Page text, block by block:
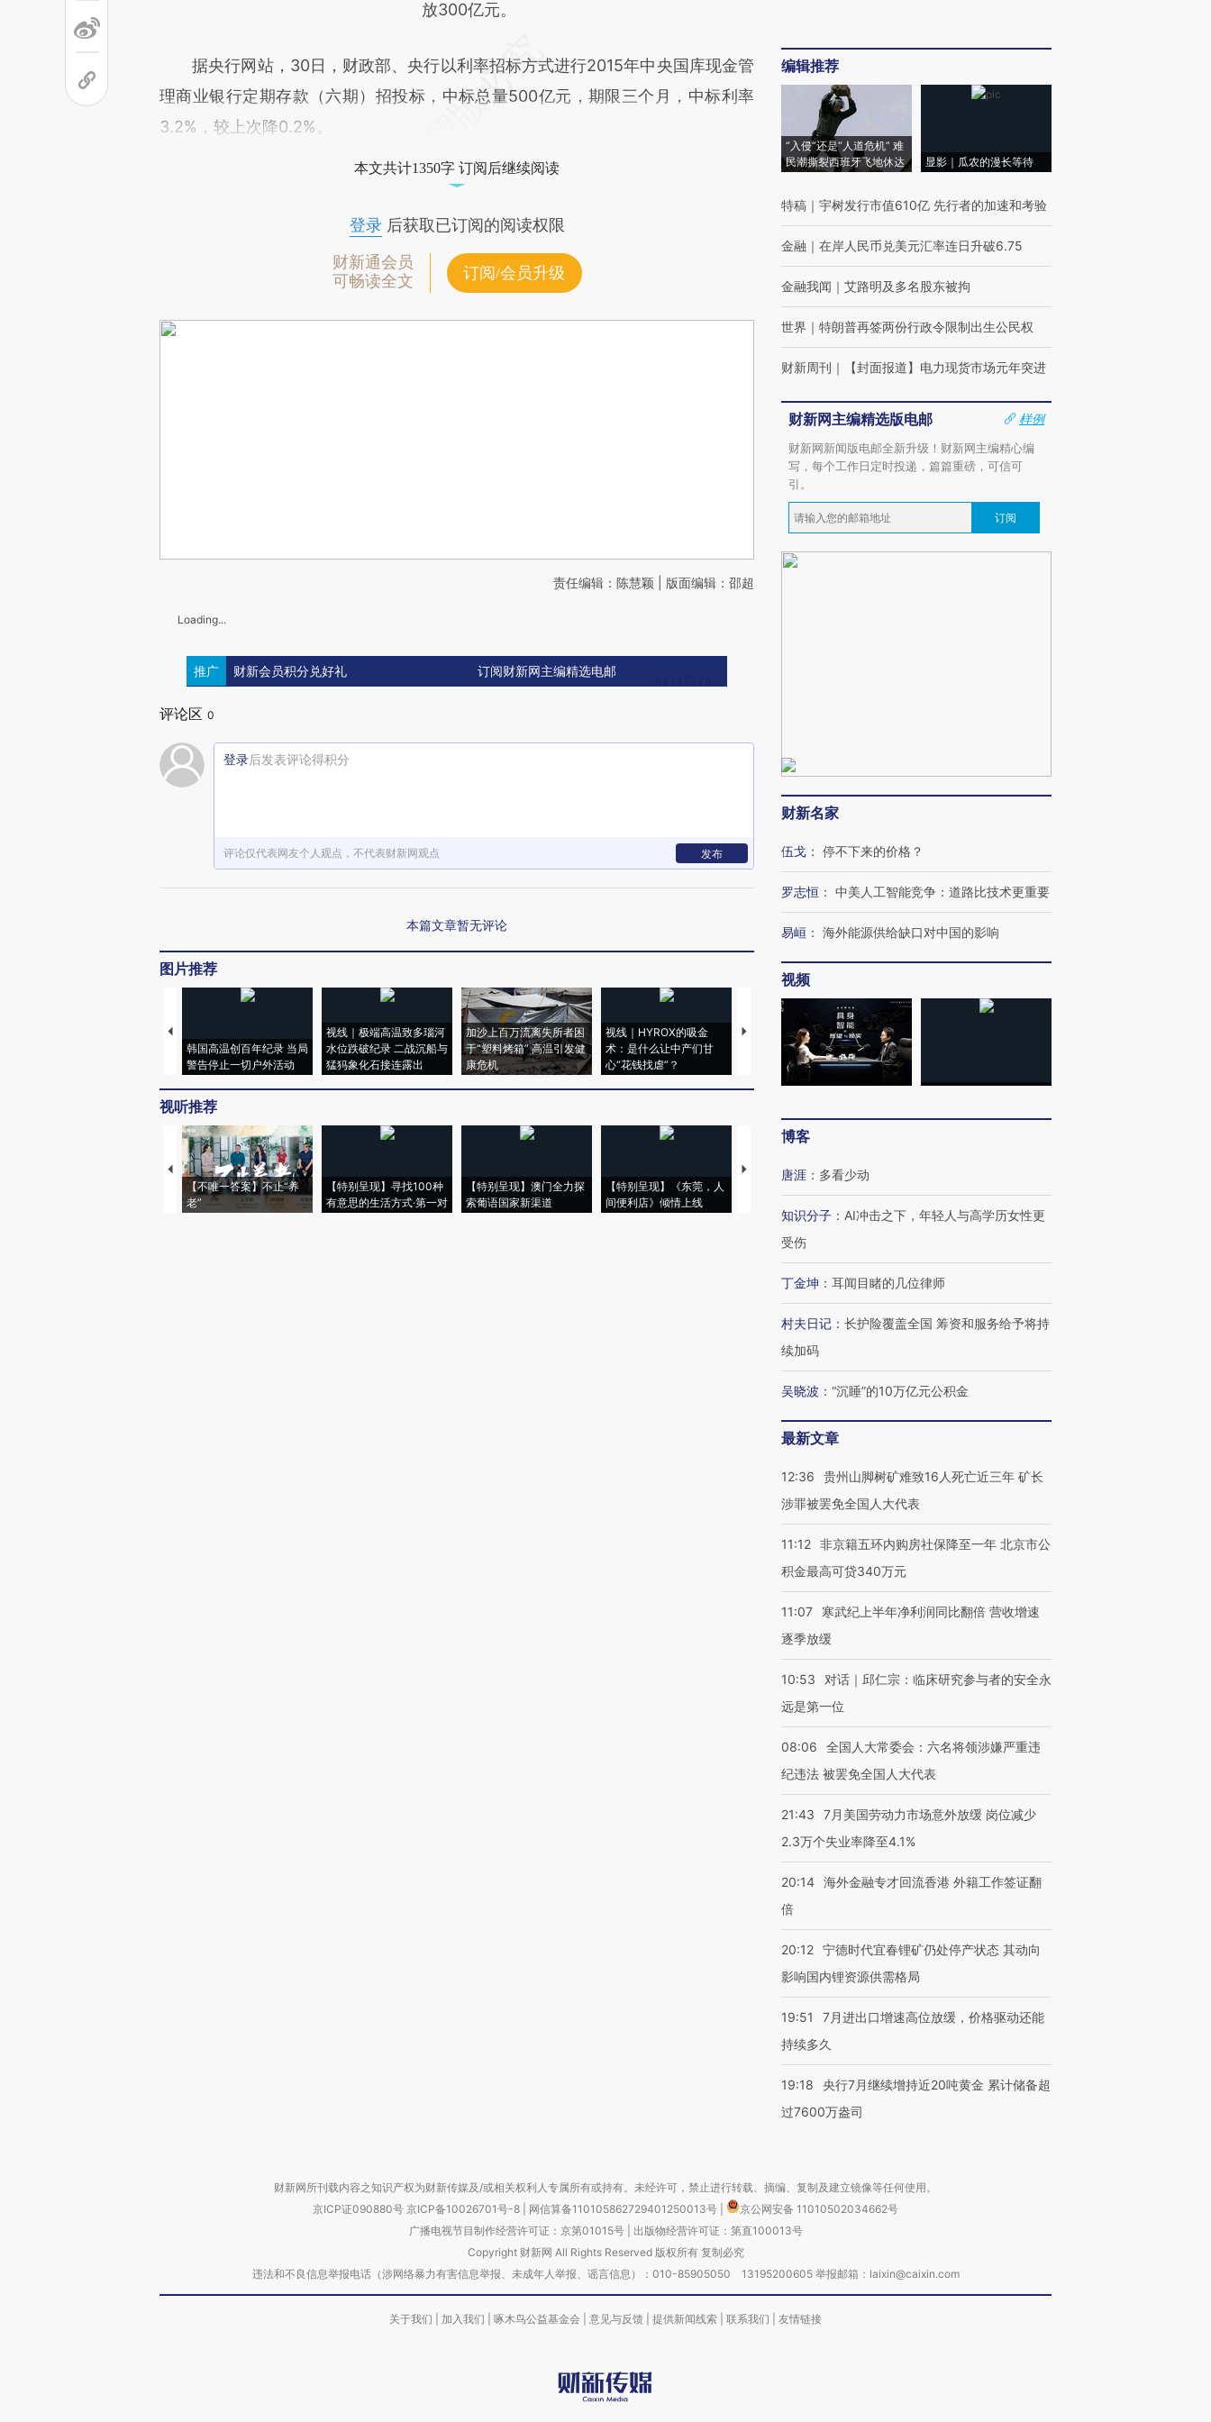
放300亿元。
据央行网站，30日，财政部、央行以利率招标方式进行2015年中央国库现金管
理商业银行定期存款（六期）招投标，中标总量500亿元，期限三个月，中标利率
3.2%，较上次降0.2%。
本文共计1350字 订阅后继续阅读
登录后获取已订阅的阅读权限
财新通会员
可畅读全文
订阅/会员升级
责任编辑：陈慧颖 | 版面编辑：邵超
Loading...
推广 财新会员积分兑好礼 订阅财新网主编精选电邮
评论区 0
登录后发表评论得积分
评论仅代表网友个人观点，不代表财新网观点 发布
本篇文章暂无评论
图片推荐
韩国高温创百年纪录 当局
警告停止一切户外活动
视线｜极端高温致多瑙河
水位跌破纪录 二战沉船与
猛犸象化石接连露出
加沙上百万流离失所者困
于“塑料烤箱” 高温引发健
康危机
视线｜HYROX的吸金
术：是什么让中产们甘
心“花钱找虐”？
马航飞行员跨国走私7万
粒摇头丸 尿检体内含3种
视线｜被称为“蟑螂”的印
度Z世代 用街头抗争将教
育部长拱下台
视听推荐
【不唯一答案】不止“养
老”
【特别呈现】寻找100种
有意思的生活方式·第一对
【特别呈现】澳门全力探
索葡语国家新渠道
【特别呈现】《东莞，人
间便利店》倾情上线
【推广】走进第四届链博
会，让数智科技“链”接产
编辑推荐
“入侵”还是“人道危机” 难
民潮撕裂西班牙飞地休达
显影｜瓜农的漫长等待
特稿 ｜ 宇树发行市值610亿 先行者的加速和考验
金融 ｜ 在岸人民币兑美元汇率连日升破6.75
金融我闻 ｜ 艾路明及多名股东被拘
世界 ｜ 特朗普再签两份行政令限制出生公民权
财新周刊 ｜ 【封面报道】电力现货市场元年突进
财新网主编精选版电邮
样例
财新网新闻版电邮全新升级！财新网主编精心编
写，每个工作日定时投递，篇篇重磅，可信可
引。
订阅
财新名家
伍戈 ： 停不下来的价格？
罗志恒 ： 中美人工智能竞争：道路比技术更重要
易峘 ： 海外能源供给缺口对中国的影响
视频
博客
唐涯 ： 多看少动
知识分子 ： AI冲击之下，年轻人与高学历女性更
受伤
丁金坤 ： 耳闻目睹的几位律师
村夫日记 ： 长护险覆盖全国 筹资和服务给予将持
续加码
吴晓波 ： “沉睡”的10万亿元公积金
最新文章
12:36
贵州山脚树矿难致16人死亡近三年 矿长
涉罪被罢免全国人大代表
11:12 非京籍五环内购房社保降至一年 北京市公
积金最高可贷340万元
11:07
寒武纪上半年净利润同比翻倍 营收增速
逐季放缓
10:53
对话｜邱仁宗：临床研究参与者的安全永
远是第一位
08:06
全国人大常委会：六名将领涉嫌严重违
纪违法 被罢免全国人大代表
21:43
7月美国劳动力市场意外放缓 岗位减少
2.3万个失业率降至4.1%
20:14 海外金融专才回流香港 外籍工作签证翻
倍
20:12 宁德时代宜春锂矿仍处停产状态 其动向
影响国内锂资源供需格局
19:51
7月进出口增速高位放缓，价格驱动还能
持续多久
19:18
央行7月继续增持近20吨黄金 累计储备超
过7600万盎司
财新网所刊载内容之知识产权为财新传媒及/或相关权利人专属所有或持有。未经许可，禁止进行转载、摘编、复制及建立镜像等任何使用。
京ICP证090880号 京ICP备10026701号-8 网信算备110105862729401250013号
京公网安备 11010502034662号
广播电视节目制作经营许可证：京第01015号| 出版物经营许可证：第直100013号
Copyright 财新网 All Rights Reserved 版权所有 复制必究
违法和不良信息举报电话（涉网络暴力有害信息举报、未成年人举报、谣言信息）：010-85905050 13195200605 举报邮箱：laixin@caixin.com
关于我们 加入我们 啄木鸟公益基金会 意见与反馈 提供新闻线索 联系我们 友情链接